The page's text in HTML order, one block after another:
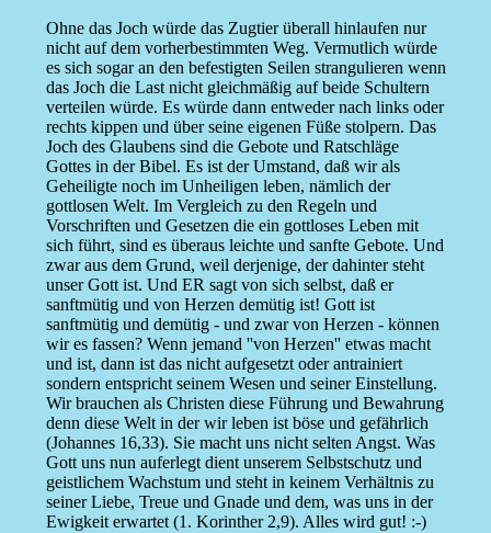
Ohne das Joch würde das Zugtier überall hinlaufen nur
nicht auf dem vorherbestimmten Weg. Vermutlich würde
es sich sogar an den befestigten Seilen strangulieren wenn
das Joch die Last nicht gleichmäßig auf beide Schultern
verteilen würde. Es würde dann entweder nach links oder
rechts kippen und über seine eigenen Füße stolpern. Das
Joch des Glaubens sind die Gebote und Ratschläge
Gottes in der Bibel. Es ist der Umstand, daß wir als
Geheiligte noch im Unheiligen leben, nämlich der
gottlosen Welt. Im Vergleich zu den Regeln und
Vorschriften und Gesetzen die ein gottloses Leben mit
sich führt, sind es überaus leichte und sanfte Gebote. Und
zwar aus dem Grund, weil derjenige, der dahinter steht
unser Gott ist. Und ER sagt von sich selbst, daß er
sanftmütig und von Herzen demütig ist! Gott ist
sanftmütig und demütig - und zwar von Herzen - können
wir es fassen? Wenn jemand ''von Herzen'' etwas macht
und ist, dann ist das nicht aufgesetzt oder antrainiert
sondern entspricht seinem Wesen und seiner Einstellung.
Wir brauchen als Christen diese Führung und Bewahrung
denn diese Welt in der wir leben ist böse und gefährlich
(Johannes 16,33). Sie macht uns nicht selten Angst. Was
Gott uns nun auferlegt dient unserem Selbstschutz und
geistlichem Wachstum und steht in keinem Verhältnis zu
seiner Liebe, Treue und Gnade und dem, was uns in der
Ewigkeit erwartet (1. Korinther 2,9). Alles wird gut! :-)